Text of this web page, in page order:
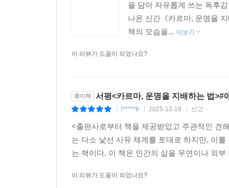
을 담아 자유롭게 쓰는 독후
나온 신간《카르마, 운명을
책의 모습을... 더보기
이 리뷰가 도움이 되었나요?
종이책 서평<카르마, 운명을 지배하는 법>#
l*****6 2025-12-18 신고
<출판사로부터 책을 제공받았고 주관적인 견
는 다소 낯선 사유 체계를 토대로 하지만, 이
는 책이다. 이 책은 인간의 삶을 우연이나 외
이 리뷰가 도움이 되었나요?